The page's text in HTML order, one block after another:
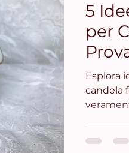
5
per
Esplora
candela